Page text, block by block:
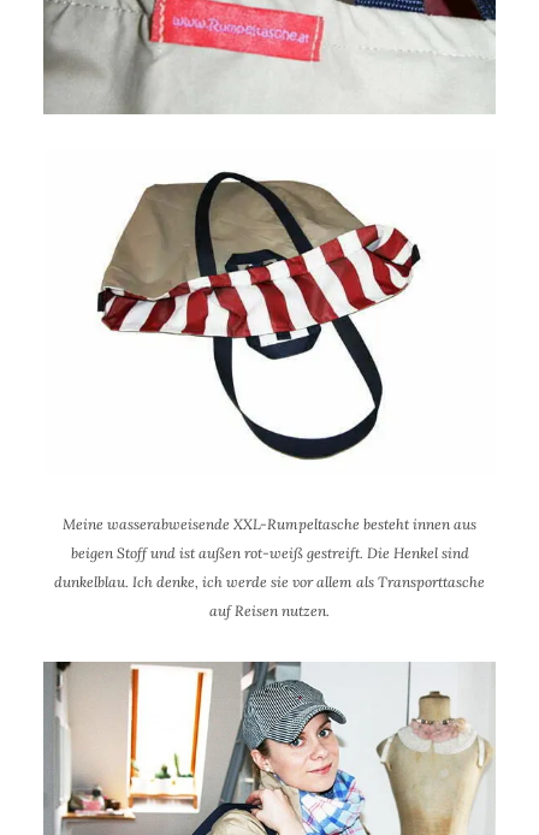
Meine wasserabweisende XXL-Rumpeltasche besteht innen aus
beigen Stoff und ist außen rot-weiß gestreift. Die Henkel sind
dunkelblau. Ich denke, ich werde sie vor allem als Transporttasche
auf Reisen nutzen.